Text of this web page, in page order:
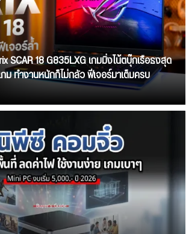
SCAR 18 G835LXG เกมมิ่งโน้ตบุ๊กเรือธงสุด
ทำงานหนักก็ไม่กลัว ฟีเจอร์มาเต็มครบ